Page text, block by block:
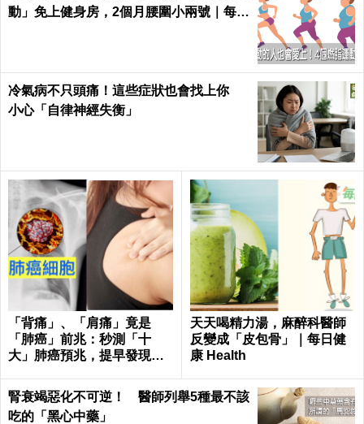
動」免上健身房，2個月腰圍小兩號｜每日
冷氣病不只頭痛！這些症狀也會找上你
小心「自律神經失衡」
「背痛」、「肩痛」竟是
「肺癌」前兆：秒測「十
大」肺癌預兆，提早發現治
天天喝精力湯，麻醉科醫師
反變成「皮包骨」｜每日健
康 Health
腎衰竭惡化不可逆！ 醫師列舉5種最不該
吃的「黑心中藥」